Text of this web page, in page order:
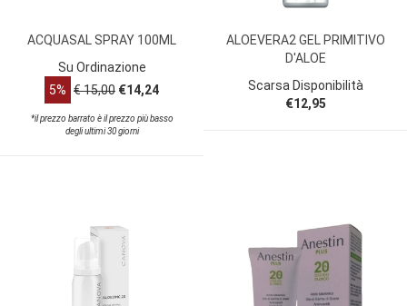
ACQUASAL SPRAY 100ML
Su Ordinazione
5% € 15,00 €14,24
*il prezzo barrato è il prezzo più basso
degli ultimi 30 giorni
ALOEVERA2 GEL PRIMITIVO
D'ALOE
Scarsa Disponibilità
€12,95